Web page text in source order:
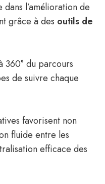
l’amélioration de
grâce à des outils de
360° du parcours
de suivre chaque
favorisent non
fluide entre les
efficace des